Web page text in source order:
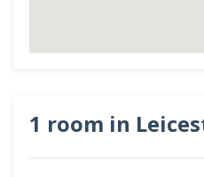
1 room in